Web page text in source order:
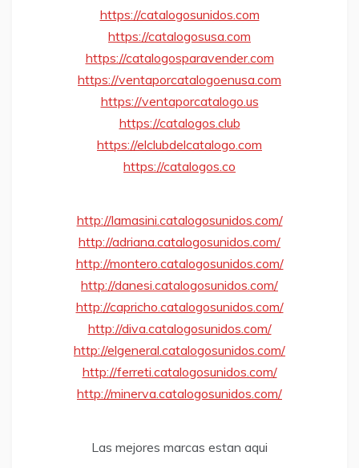
https://catalogosunidos.com
https://catalogosusa.com
https://catalogosparavender.com
https://ventaporcatalogoenusa.com
https://ventaporcatalogo.us
https://catalogos.club
https://elclubdelcatalogo.com
https://catalogos.co
http://lamasini.catalogosunidos.com/
http://adriana.catalogosunidos.com/
http://montero.catalogosunidos.com/
http://danesi.catalogosunidos.com/
http://capricho.catalogosunidos.com/
http://diva.catalogosunidos.com/
http://elgeneral.catalogosunidos.com/
http://ferreti.catalogosunidos.com/
http://minerva.catalogosunidos.com/
Las mejores marcas estan aqui